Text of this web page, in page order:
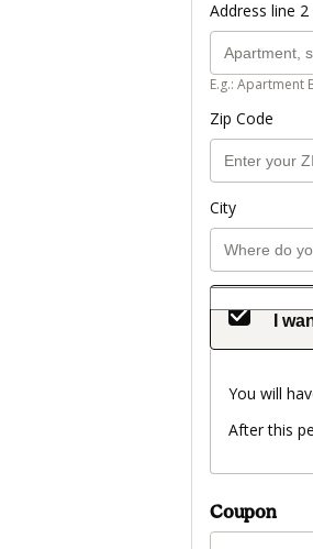
Address line
E.g.: Apartment
Zip Code
City
I
You will
After this
Coupon